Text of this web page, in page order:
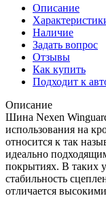
Описание
Наличие
Задать вопрос
Отзывы
Как купить
Подходит к
Описание
Шина Nexen
использования на
относится к так
идеально
покрытиях. В таких
стабильность
отличается